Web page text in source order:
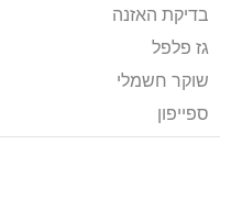
בדיקת האזנה
גז פלפל
שוקר חשמלי
ספייפון